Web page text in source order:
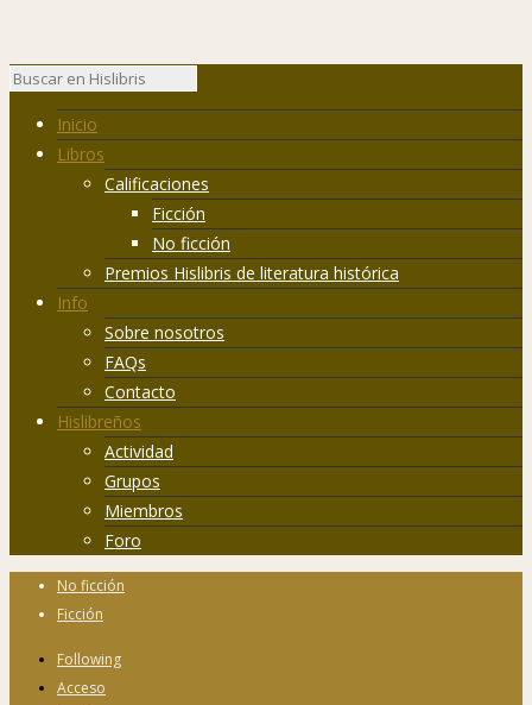
Inicio
Libros
Calificaciones
Ficción
No ficción
Premios Hislibris de literatura histórica
Info
Sobre nosotros
FAQs
Contacto
Hislibreños
Actividad
Grupos
Miembros
Foro
No ficción
Ficción
Following
Acceso